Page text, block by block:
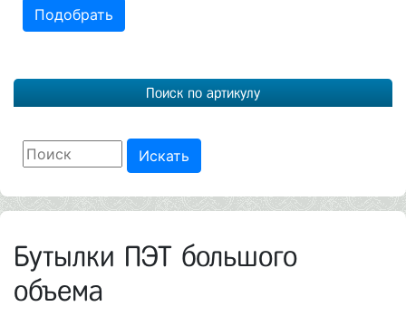
Поиск по артикулу
Искать
Бутылки ПЭТ большого
объема